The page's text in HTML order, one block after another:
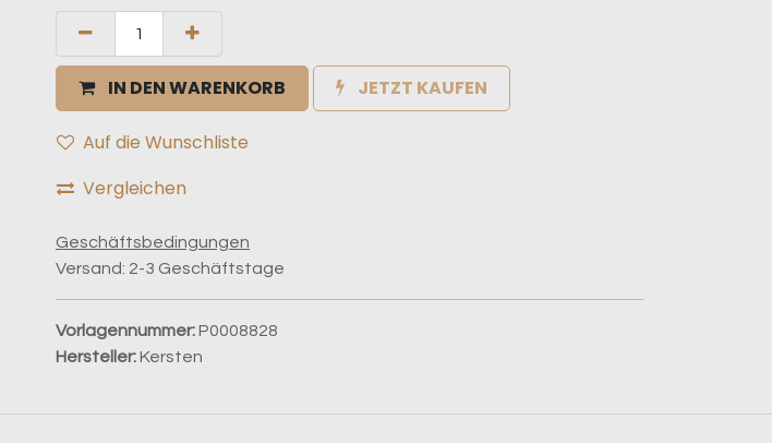
IN DEN WARENKORB JETZT KAUFEN
Auf die Wunschliste
Vergleichen
Geschäftsbedingungen
Versand: 2-3 Geschäftstage
Vorlagennummer:P0008828
Hersteller:Kersten